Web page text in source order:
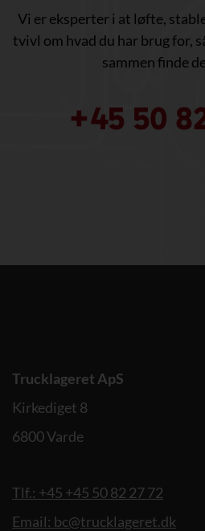
Vi er eksperter i at løfte,
tvivl om hvad du har brug for,
sammen finde
+45 50
Trucklageret ApS
Kirkediget 8
6800 Varde
Tlf.: +45 +45 50 82 27 72
Email: bc@trucklageret.dk